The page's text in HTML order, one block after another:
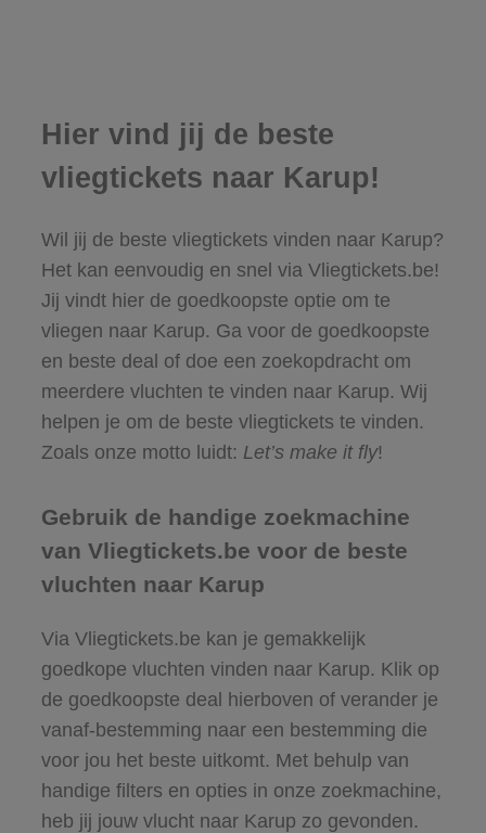
Hier vind jij de beste
vliegtickets naar Karup!
Wil jij de beste vliegtickets vinden naar Karup?
Het kan eenvoudig en snel via Vliegtickets.be!
Jij vindt hier de goedkoopste optie om te
vliegen naar Karup. Ga voor de goedkoopste
en beste deal of doe een zoekopdracht om
meerdere vluchten te vinden naar Karup. Wij
helpen je om de beste vliegtickets te vinden.
Zoals onze motto luidt: Let’s make it fly!
Gebruik de handige zoekmachine
van Vliegtickets.be voor de beste
vluchten naar Karup
Via Vliegtickets.be kan je gemakkelijk
goedkope vluchten vinden naar Karup. Klik op
de goedkoopste deal hierboven of verander je
vanaf-bestemming naar een bestemming die
voor jou het beste uitkomt. Met behulp van
handige filters en opties in onze zoekmachine,
heb jij jouw vlucht naar Karup zo gevonden.